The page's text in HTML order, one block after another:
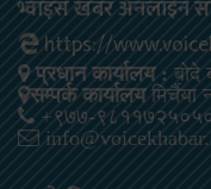
भ्वाइस खबर अनलाइन
https://
प्रधान कार्यालय : बोदे
सम्पर्क कार्यालयमिर्चैया
+९७७-